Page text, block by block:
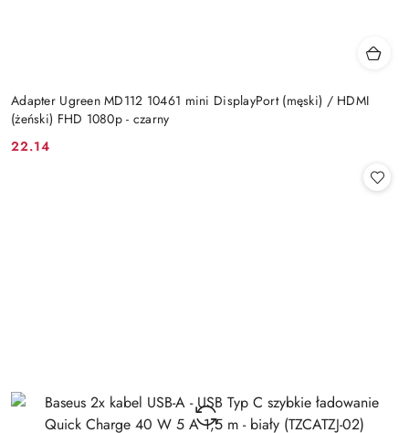
Adapter Ugreen MD112 10461 mini DisplayPort (męski) / HDMI
(żeński) FHD 1080p - czarny
Cena:
22.14